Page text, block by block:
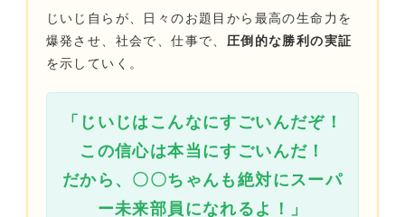
じいじ自らが、日々のお題目から最高の生命力を
爆発させ、社会で、仕事で、 圧倒的な勝利の実証
を示していく。
「じいじはこんなにすごいんだぞ！
この信心は本当にすごいんだ！
だから、〇〇ちゃんも絶対にスーパ
ー未来部員になれるよ！」